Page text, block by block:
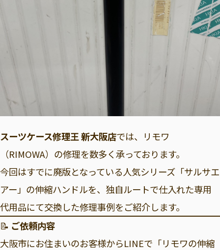
スーツケース修理王 新大阪店では、リモワ
（RIMOWA）の修理を数多く承っております。
今回はすでに廃版となっている人気シリーズ「サルサエ
アー」の伸縮ハンドルを、独自ルートで仕入れた専用
代用品にて交換した修理事例をご紹介します。
📝 ご依頼内容
大阪市にお住まいのお客様からLINEで「リモワの伸縮